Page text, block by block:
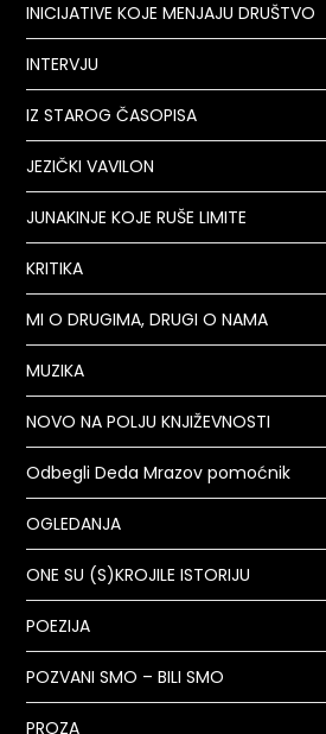
INICIJATIVE KOJE MENJAJU DRUŠTVO
INTERVJU
IZ STAROG ČASOPISA
JEZIČKI VAVILON
JUNAKINJE KOJE RUŠE LIMITE
KRITIKA
MI O DRUGIMA, DRUGI O NAMA
MUZIKA
NOVO NA POLJU KNJIŽEVNOSTI
Odbegli Deda Mrazov pomoćnik
OGLEDANJA
ONE SU (S)KROJILE ISTORIJU
POEZIJA
POZVANI SMO – BILI SMO
PROZA